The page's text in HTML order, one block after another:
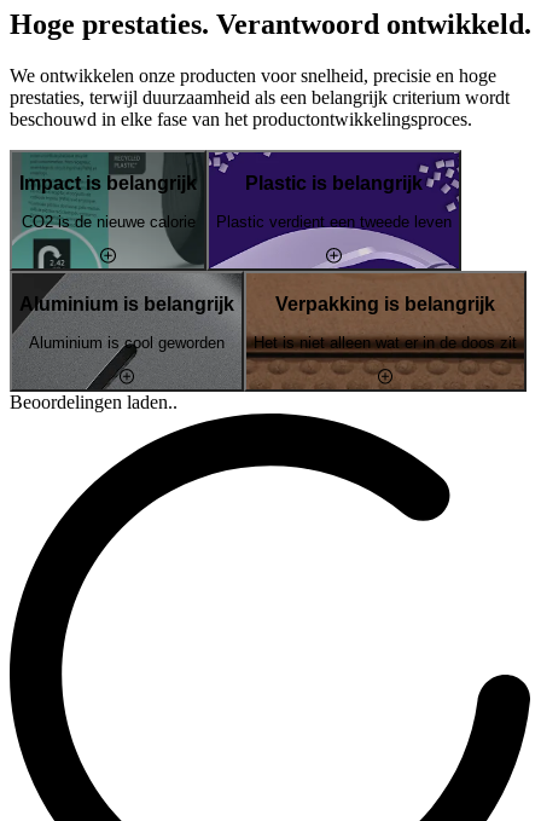
Hoge prestaties. Verantwoord ontwikkeld.
We ontwikkelen onze producten voor snelheid, precisie en hoge
prestaties, terwijl duurzaamheid als een belangrijk criterium wordt
beschouwd in elke fase van het productontwikkelingsproces.
Impact is belangrijk
CO2 is de nieuwe calorie
Plastic is belangrijk
Plastic verdient een tweede leven
Aluminium is belangrijk
Aluminium is cool geworden
Verpakking is belangrijk
Het is niet alleen wat er in de doos zit
Beoordelingen laden..